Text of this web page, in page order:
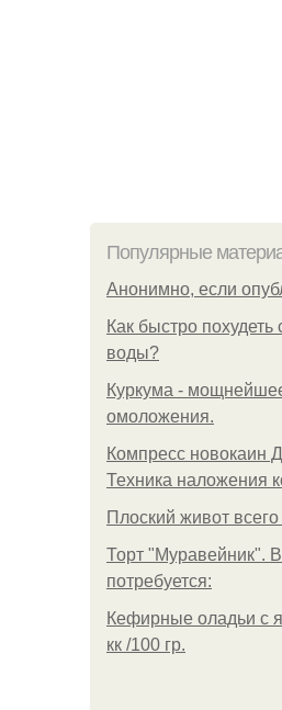
Популярные
Анонимно, если
Как быстро
воды?
Куркума -
омоложения.
Компресс новокаин
Техника наложения
Плоский живот
Торт "Муравейник".
потребуется:
Кефирные оладьи с
кк /100 гр.